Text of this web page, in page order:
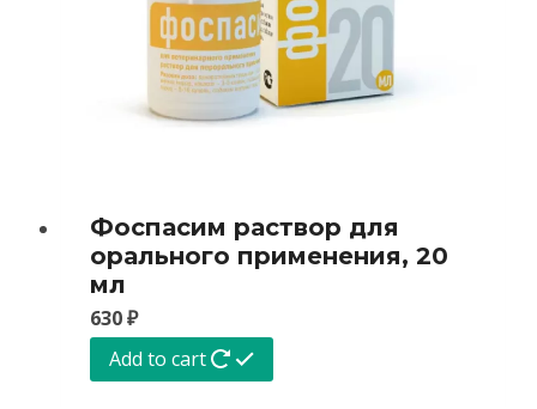
Фоспасим раствор для
орального применения, 20
мл
630₽
Add to cart